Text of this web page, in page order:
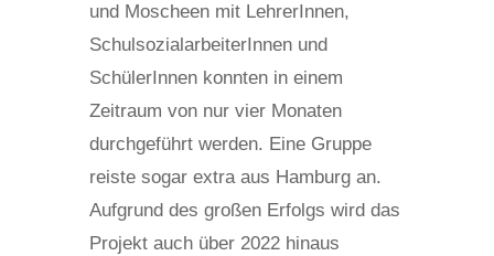
und Moscheen mit LehrerInnen,
SchulsozialarbeiterInnen und
SchülerInnen konnten in einem
Zeitraum von nur vier Monaten
durchgeführt werden. Eine Gruppe
reiste sogar extra aus Hamburg an.
Aufgrund des großen Erfolgs wird das
Projekt auch über 2022 hinaus